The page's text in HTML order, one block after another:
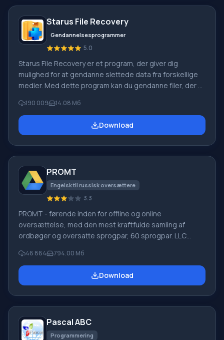
Starus File Recovery
Gendannelsesprogrammer
5.0
Starus File Recovery er et program, der giver dig
mulighed for at gendanne slettede data fra forskellige
medier. Med dette program kan du gendanne filer, der er
slettet uden om papirkurven, skjult af ondsindet
software, mistet på grund af softwarefejl, fuldstændig
tømning af papirkurven, formatering eller sletning af
190 009 14.08 Мб
Download
PROMT
Engelsk til russisk oversættere
3.3
PROMT - førende inden for offline og online
oversættelse, med den mest kraftfulde samling af
ordbøger og oversatte sprogpar, 60 sprogpar. LLC
oversættelsessystemer til private brugere og
virksomheder. PROMT-software giver oversættelse af
enhver tekst ved hjælp af indbyggede ordbøger,
udenlandsk firma
46 864 794.00 Мб
Download
Pascal ABC
Programmering